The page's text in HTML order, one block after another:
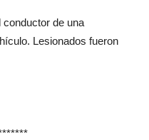
conductor de una
Lesionados fueron